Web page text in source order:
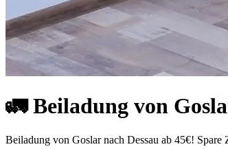
🚛 Beiladung von
Beiladung von Goslar nach Dessau ab 45€!